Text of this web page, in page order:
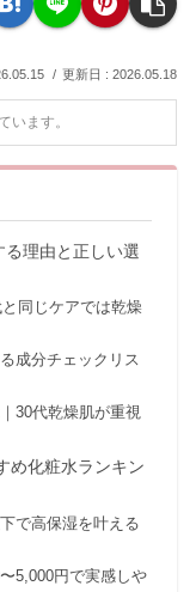
2026.05.18
います。
理由と正しい選
同じケアでは乾燥
成分チェックリス
30代乾燥肌が重視
め化粧水ランキン
で高保湿を叶える
5,000円で実感しや